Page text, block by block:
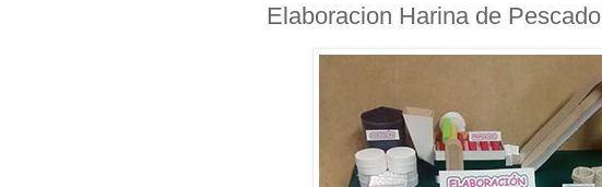
Elaboracion Harina de Pescado